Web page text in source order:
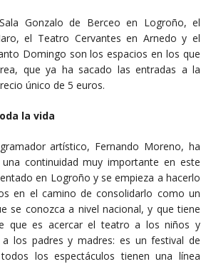
Gonzalo de Berceo en Logroño, el
el Teatro Cervantes en Arnedo y el
Domingo son los espacios en los que
que ya ha sacado las entradas a la
único de 5 euros.
la vida
artístico, Fernando Moreno, ha
continuidad muy importante en este
en Logroño y se empieza a hacerlo
en el camino de consolidarlo como un
se conozca a nivel nacional, y que tiene
que es acercar el teatro a los niños y
los padres y madres: es un festival de
los espectáculos tienen una línea